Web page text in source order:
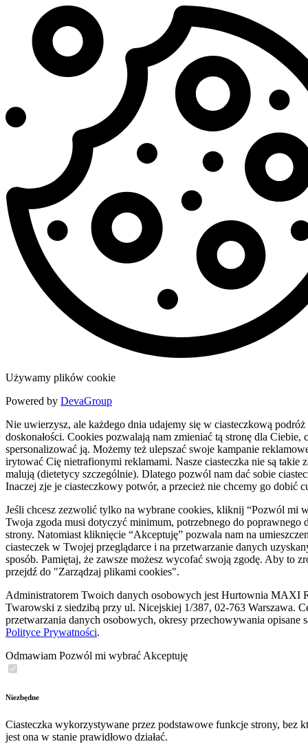
Używamy plików cookie
Powered by DevaGroup
Nie uwierzysz, ale każdego dnia udajemy się w ciasteczkową podróż
doskonałości. Cookies pozwalają nam zmieniać tą stronę dla Ciebie,
spersonalizować ją. Możemy też ulepszać swoje kampanie
irytować Cię nietrafionymi reklamami. Nasze ciasteczka nie są takie
malują (dietetycy szczególnie). Dlatego pozwól nam dać sobie
Inaczej zje je ciasteczkowy potwór, a przecież nie chcemy go dobić
Jeśli chcesz zezwolić tylko na wybrane cookies, kliknij “Pozwól mi
Twoja zgoda musi dotyczyć minimum, potrzebnego do poprawnego
strony. Natomiast kliknięcie “Akceptuję” pozwala nam na
ciasteczek w Twojej przeglądarce i na przetwarzanie danych
sposób. Pamiętaj, że zawsze możesz wycofać swoją zgodę. Aby to
przejdź do "Zarządzaj plikami cookies".
Administratorem Twoich danych osobowych jest Hurtownia MAXI
Twarowski z siedzibą przy ul. Nicejskiej 1/387, 02-763 Warszawa.
przetwarzania danych osobowych, okresy przechowywania opisane
Polityce Prywatności.
Odmawiam Pozwól mi wybrać Akceptuję
Niezbędne
Ciasteczka wykorzystywane przez podstawowe funkcje strony, bez
jest ona w stanie prawidłowo działać.